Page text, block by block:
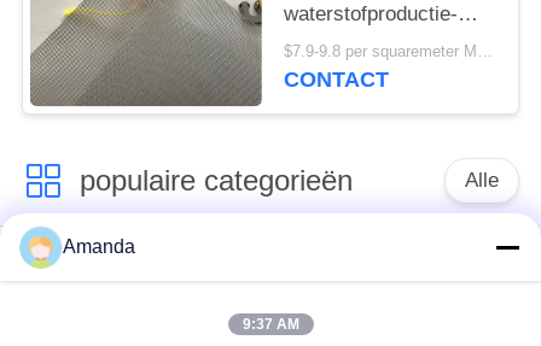
waterstofproductie-
elektrolysers
$7.9-9.8 per squaremeter MOQ:50 stuks
CONTACT
populaire categorieën Alle
de verpakking van de
Gestructureerde
Verpakking
Amanda
9:37 AM